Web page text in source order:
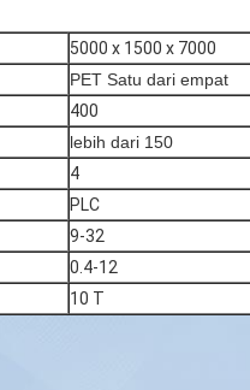
5000 x 1500 x 7000
PET Satu dari empat
400
lebih dari 150
4
PLC
9-32
0.4-12
10 T